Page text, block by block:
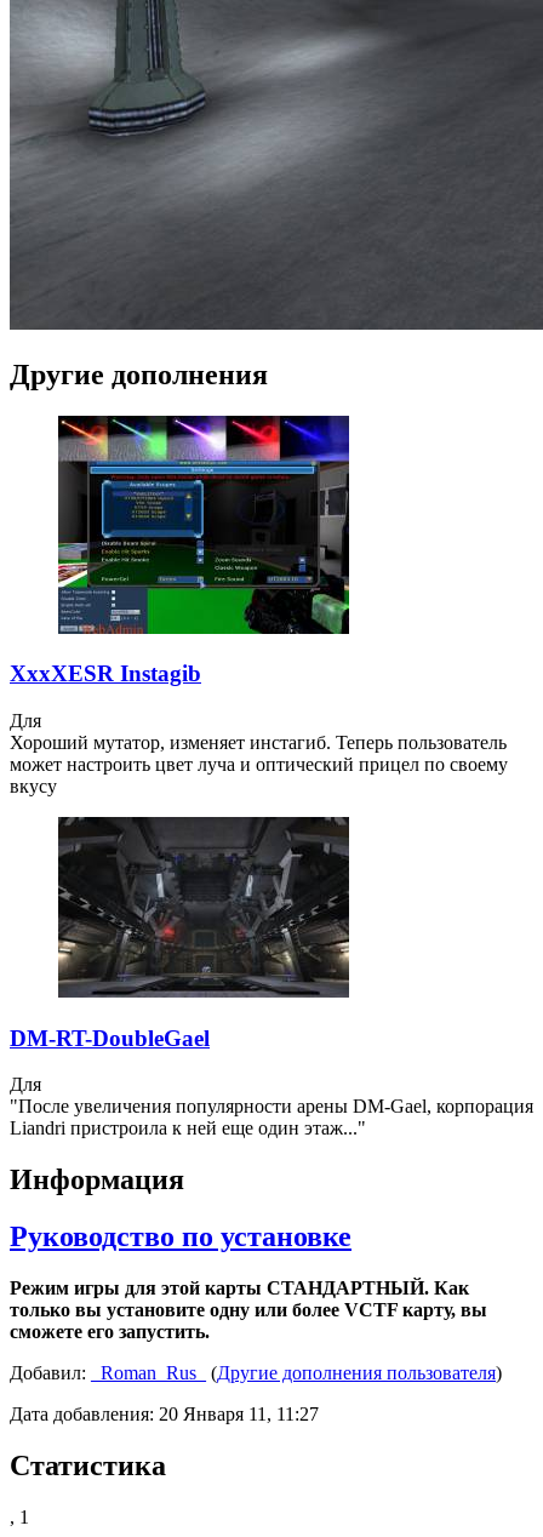
Другие дополнения
XxxXESR Instagib
Для
Хороший мутатор, изменяет инстагиб. Теперь пользователь
может настроить цвет луча и оптический прицел по своему
вкусу
DM-RT-DoubleGael
Для
"После увеличения популярности арены DM-Gael, корпорация
Liandri пристроила к ней еще один этаж..."
Информация
Руководство по установке
Режим игры для этой карты СТАНДАРТНЫЙ. Как
только вы установите одну или более VCTF карту, вы
сможете его запустить.
Добавил:
_Roman_Rus_ (Другие дополнения пользователя)
Дата добавления: 20 Января 11, 11:27
Статистика
, 1